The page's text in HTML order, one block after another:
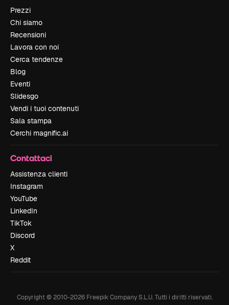
Prezzi
Chi siamo
Recensioni
Lavora con noi
Cerca tendenze
Blog
Eventi
Slidesgo
Vendi i tuoi contenuti
Sala stampa
Cerchi magnific.ai
Contattaci
Assistenza clienti
Instagram
YouTube
LinkedIn
TikTok
Discord
X
Reddit
Copyright © 2010-2026Freepik Company S.L.U. Tutti i diritti riservati.